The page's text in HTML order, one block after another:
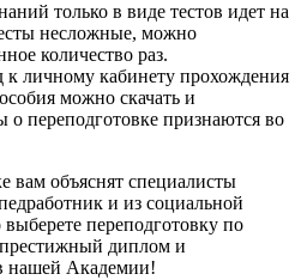
только в виде тестов идет на
несложные, можно
количество раз.
к личному кабинету прохождения
можно скачать и
переподготовке признаются во
вам объяснят специалисты
и из социальной
переподготовку по
диплом и
нашей Академии!